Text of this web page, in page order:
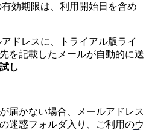
効期限は、利用開始日を含め
ドレスに、トライアル版ライ
を記載したメールが自動的に送
し
届かない場合、メールアドレス
迷惑フォルダ入り、ご利用のウ